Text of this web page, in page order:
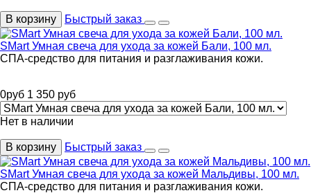
В корзину Быстрый заказ
SMart Умная свеча для ухода за кожей Бали, 100 мл.
СПА-средство для питания и разглаживания кожи.
0руб 1 350 руб
Нет в наличии
В корзину Быстрый заказ
SMart Умная свеча для ухода за кожей Мальдивы, 100 мл.
СПА-средство для питания и разглаживания кожи.